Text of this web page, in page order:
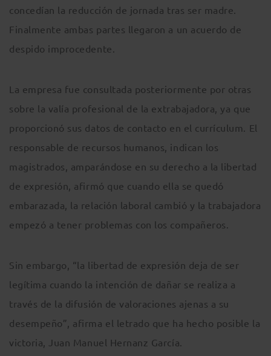
concedían la reducción de jornada tras ser madre.
Finalmente ambas partes llegaron a un acuerdo de
despido improcedente.
La empresa fue consultada posteriormente por otras
sobre la valía profesional de la extrabajadora, ya que
proporcionó sus datos de contacto en el currículum. El
responsable de recursos humanos, indican los
magistrados, amparándose en su derecho a la libertad
de expresión, afirmó que cuando ella se quedó
embarazada, la relación laboral cambió y la trabajadora
empezó a tener problemas con los compañeros.
Sin embargo, “la libertad de expresión deja de ser
legítima cuando la intención de dañar se realiza a
través de la difusión de valoraciones ajenas a su
desempeño”, afirma el letrado que ha hecho posible la
victoria, Juan Manuel Hernanz García.